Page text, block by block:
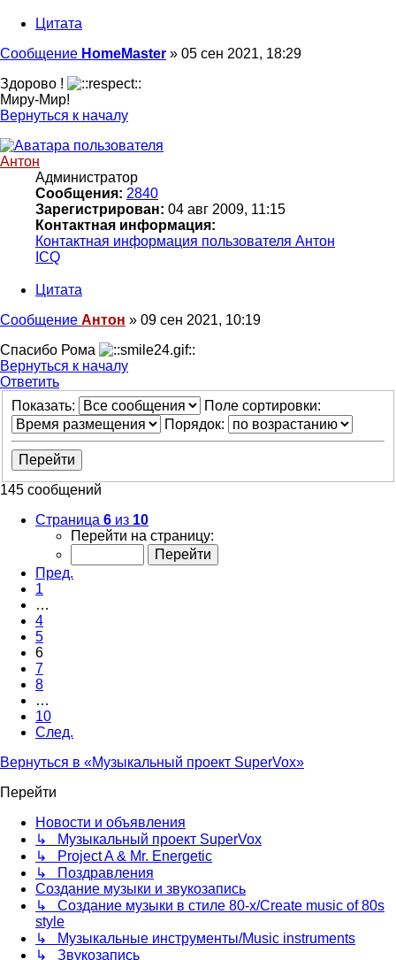
Цитата
Сообщение HomeMaster » 05 сен 2021, 18:29
Здорово !
Миру-Мир!
Вернуться к началу
Антон
Администратор
Сообщения: 2840
Зарегистрирован: 04 авг 2009, 11:15
Контактная информация:
Контактная информация пользователя Антон
ICQ
Цитата
Сообщение Антон » 09 сен 2021, 10:19
Спасибо Рома
Вернуться к началу
Ответить
Ответить
Показать:
Поле сортировки:
Порядок:
145 сообщений
Страница 6 из 10
Перейти на страницу:
Пред.
1
…
4
5
6
7
8
…
10
След.
Вернуться в «Музыкальный проект SuperVox»
Перейти
Новости и объявления
↳ Музыкальный проект SuperVox
↳ Project A & Mr. Energetic
↳ Поздравления
Создание музыки и звукозапись
↳ Создание музыки в стиле 80-х/Create music of 80s
style
↳ Музыкальные инструменты/Music instruments
↳ Звукозапись